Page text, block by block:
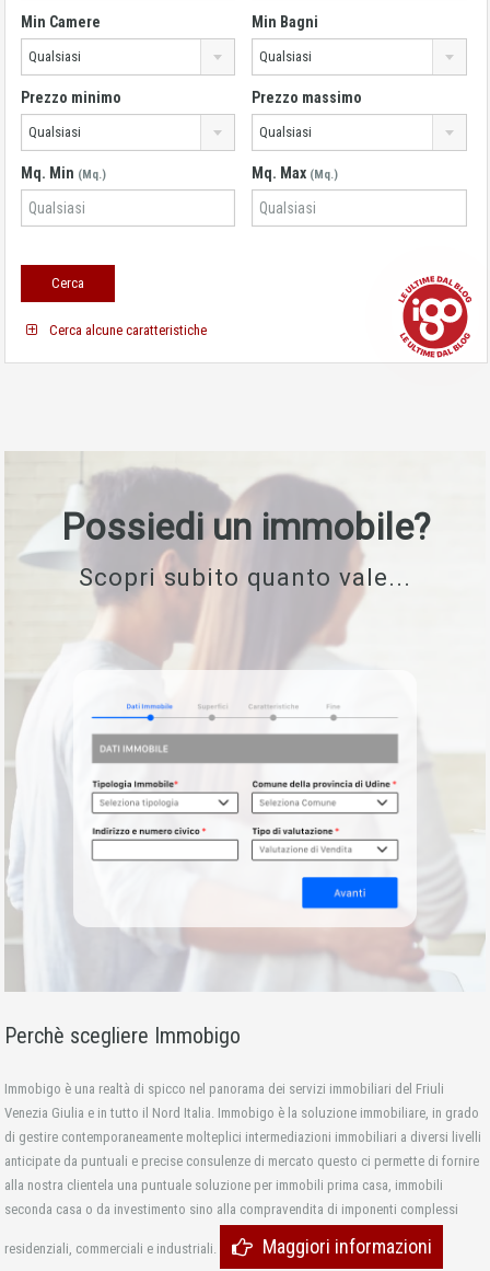
Min Camere
Qualsiasi
Min Bagni
Qualsiasi
Prezzo minimo
Qualsiasi
Prezzo massimo
Qualsiasi
Mq. Min (Mq.) Mq. Max (Mq.)
Cerca alcune caratteristiche
Possiedi un immobile?
Scopri subito quanto vale...
Perchè scegliere Immobigo
Immobigo è una realtà di spicco nel panorama dei servizi immobiliari del Friuli
Venezia Giulia e in tutto il Nord Italia. Immobigo è la soluzione immobiliare, in grado
di gestire contemporaneamente molteplici intermediazioni immobiliari a diversi livelli
anticipate da puntuali e precise consulenze di mercato questo ci permette di fornire
alla nostra clientela una puntuale soluzione per immobili prima casa, immobili
seconda casa o da investimento sino alla compravendita di imponenti complessi
residenziali, commerciali e industriali. Maggiori informazioni